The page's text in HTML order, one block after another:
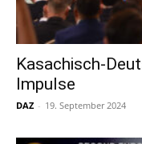
Kasachisch-
Impulse
DAZ - 19. September 2024